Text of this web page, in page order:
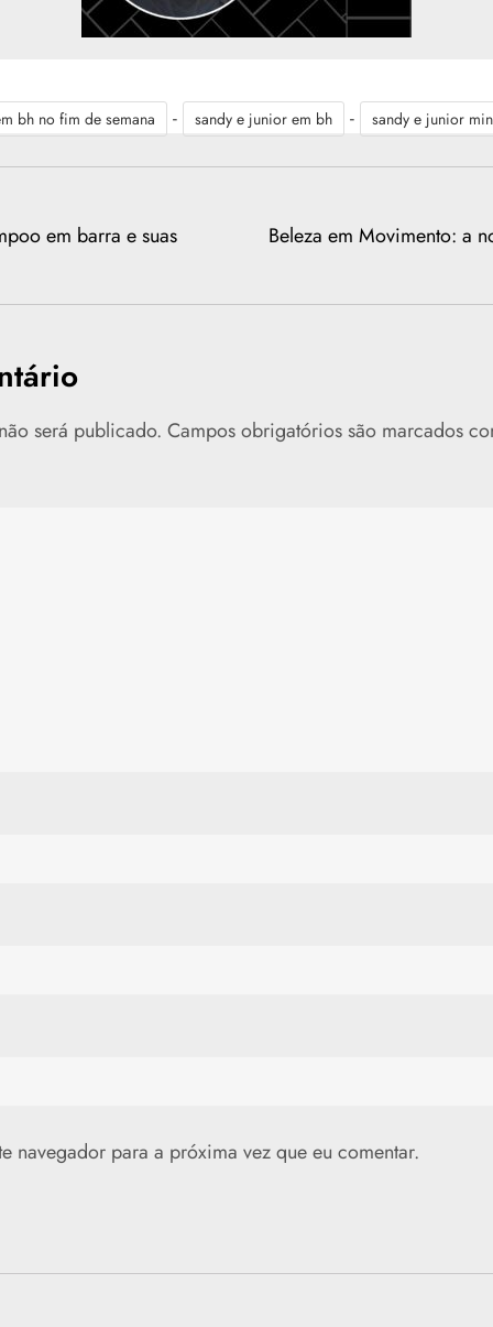
bh no fim de semana - sandy e junior em bh - sandy e junior
em barra e suas Beleza em Movimento: a
será publicado. Campos obrigatórios são marcados
navegador para a próxima vez que eu comentar.